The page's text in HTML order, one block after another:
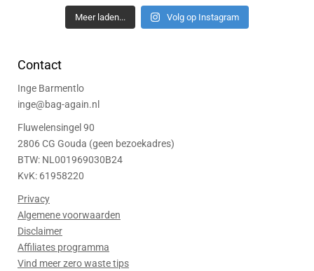
Meer laden... Volg op Instagram
Contact
Inge Barmentlo
inge@bag-again.nl
Fluwelensingel 90
2806 CG Gouda (geen bezoekadres)
BTW: NL001969030B24
KvK: 61958220
Privacy
Algemene voorwaarden
Disclaimer
Affiliates programma
Vind meer zero waste tips